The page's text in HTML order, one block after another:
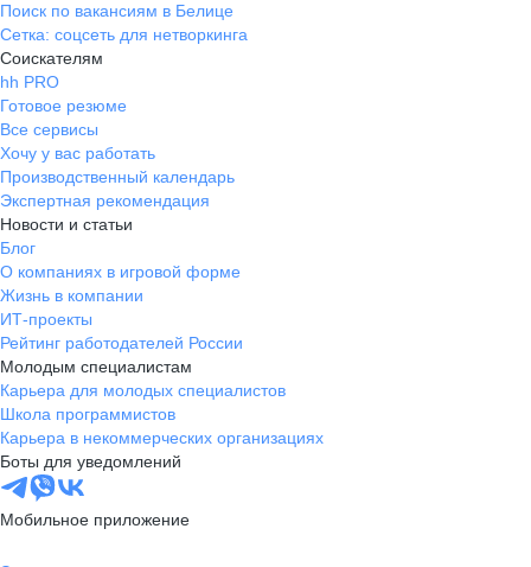
Поиск по вакансиям в Белице
Сетка: соцсеть для нетворкинга
Соискателям
hh PRO
Готовое резюме
Все сервисы
Хочу у вас работать
Производственный календарь
Экспертная рекомендация
Новости и статьи
Блог
О компаниях в игровой форме
Жизнь в компании
ИТ-проекты
Рейтинг работодателей России
Молодым специалистам
Карьера для молодых специалистов
Школа программистов
Карьера в некоммерческих организациях
Боты для уведомлений
Мобильное приложение